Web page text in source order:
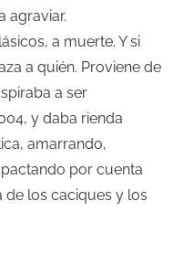
agraviar.
a muerte. Y si
a quién. Proviene de
a ser
y daba rienda
amarrando,
por cuenta
de los caciques y los